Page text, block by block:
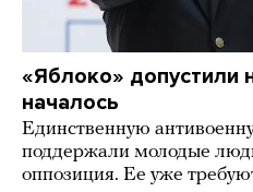
«Яблоко» допустили
началось
Единственную
поддержали молодые
оппозиция. Ее уже